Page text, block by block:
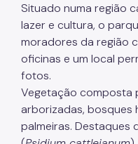
Mudanças Climáticas
Comitê do Clima
Inventário de GEE
Plano de Ação
COMFROTA-SP
Situado numa região
lazer e cultura, o
moradores da região
oficinas e um local
fotos.
Vegetação composta
arborizadas, bosques
palmeiras. Destaques